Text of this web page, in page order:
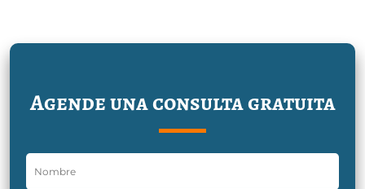
Agende una consulta gratuita